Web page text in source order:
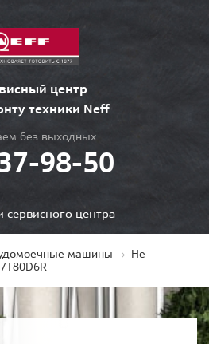
центр
техники Neff
без выходных
98-50
сервисного центра
машины
Не